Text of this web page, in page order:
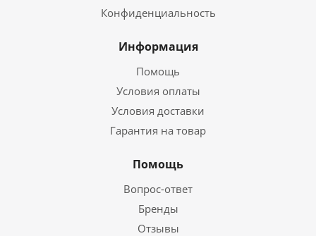
Конфиденциальность
Информация
Помощь
Условия оплаты
Условия доставки
Гарантия на товар
Помощь
Вопрос-ответ
Бренды
Отзывы